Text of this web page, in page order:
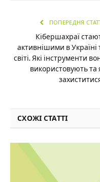
ПОПЕРЕДНЯ
Кібершахраї
активнішими в Україні
світі. Які інструменти
використовують та
СХОЖІ СТАТТІ